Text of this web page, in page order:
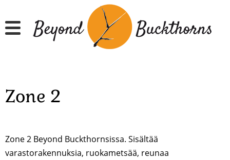
pääsisältöön
Zone 2
Zone 2 Beyond Buckthornsissa. Sisältää
varastorakennuksia, ruokametsää, reunaa